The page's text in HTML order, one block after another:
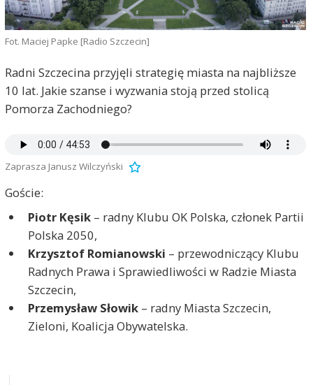
Fot. Maciej Papke [Radio Szczecin]
Radni Szczecina przyjęli strategię miasta na najbliższe
10 lat. Jakie szanse i wyzwania stoją przed stolicą
Pomorza Zachodniego?
Zaprasza Janusz Wilczyński
Goście:
Piotr Kęsik– radny Klubu OK Polska, członek Partii
Polska 2050,
Krzysztof Romianowski – przewodniczący Klubu
Radnych Prawa i Sprawiedliwości w Radzie Miasta
Szczecin,
Przemysław Słowik– radny Miasta Szczecin,
Zieloni, Koalicja Obywatelska.